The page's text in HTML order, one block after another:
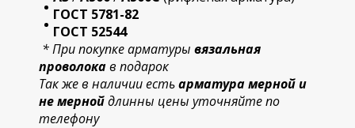
ГОСТ 5781-82
ГОСТ 52544
* При покупке арматуры вязальная
проволокав подарок
Так же в наличии естьарматура мерной и
не мернойдлинны цены уточняйте по
телефону